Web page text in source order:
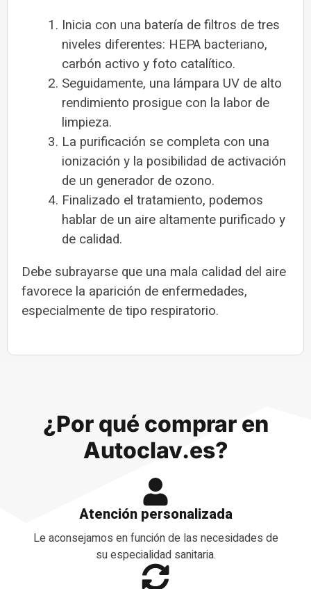
Inicia con una batería de filtros de tres
niveles diferentes: HEPA bacteriano,
carbón activo y foto catalítico.
Seguidamente, una lámpara UV de alto
rendimiento prosigue con la labor de
limpieza.
La purificación se completa con una
ionización y la posibilidad de activación
de un generador de ozono.
Finalizado el tratamiento, podemos
hablar de un aire altamente purificado y
de calidad.
Debe subrayarse que una mala calidad del aire
favorece la aparición de enfermedades,
especialmente de tipo respiratorio.
¿Por qué comprar en
Autoclav.es?
Atención personalizada
Le aconsejamos en función de las necesidades de
su especialidad sanitaria.